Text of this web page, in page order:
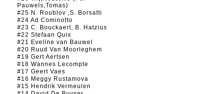
Pauwels,Tomas)
#25 N. Roublov ,S. Borsatti
#24 Ad Cominotto
#23 C. Bouckaert, B. Hatzius
#22 Stefaan Quix
#21 Eveline van Bauwel
#20 Ruud Van Moorleghem
#19 Gert Aertsen
#18 Wannes Lecompte
#17 Geert Vaes
#16 Meggy Rustamova
#15 Hendrik Vermeulen